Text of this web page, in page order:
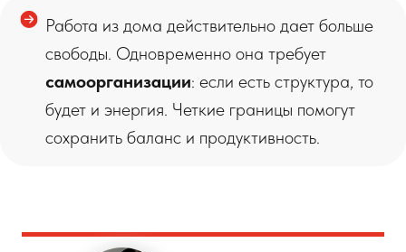
Работа из дома действительно дает больше
свободы. Одновременно она требует
самоорганизации: если есть структура, то
будет и энергия. Четкие границы помогут
сохранить баланс и продуктивность.